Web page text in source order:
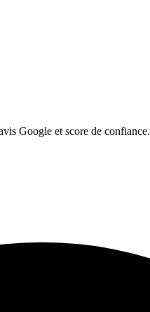
Google et score de confiance.